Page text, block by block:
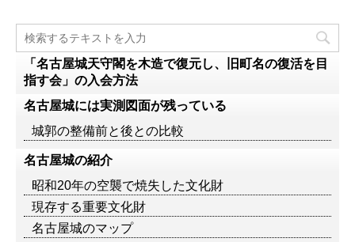
「名古屋城天守閣を木造で復元し、旧町名の復活を目
指す会」の入会方法
名古屋城には実測図面が残っている
城郭の整備前と後との比較
名古屋城の紹介
昭和20年の空襲で焼失した文化財
現存する重要文化財
名古屋城のマップ